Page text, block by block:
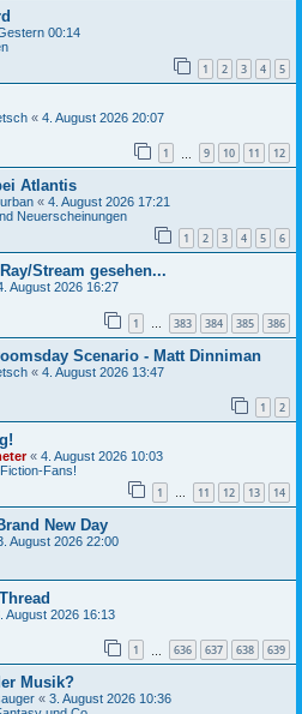
00:14
1 2 3 4 5
« 4. August 2026 20:07
1 9 10 11 12
Atlantis
« 4. August 2026 17:21
Neuerscheinungen
1 2 3 4 5 6
Stream gesehen...
August 2026 16:27
1 … 383 384 385 386
Scenario - Matt Dinniman
« 4. August 2026 13:47
1 2
« 4. August 2026 10:03
Fans!
1 … 11 12 13 14
New Day
August 2026 22:00
August 2026 16:13
1 636 637 638 639
Musik?
« 3. August 2026 10:36